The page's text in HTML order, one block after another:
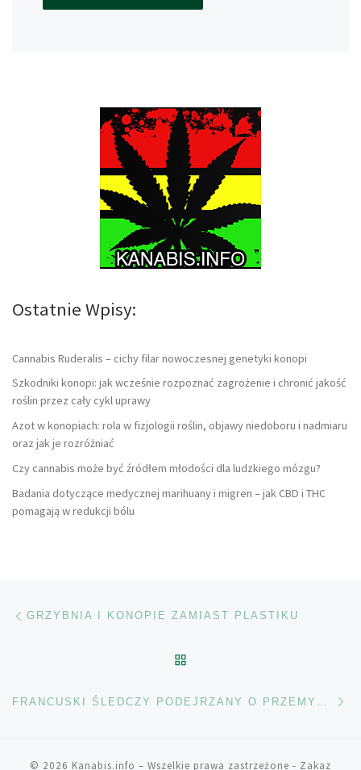
Ostatnie Wpisy:
Cannabis Ruderalis – cichy filar nowoczesnej genetyki konopi
Szkodniki konopi: jak wcześnie rozpoznać zagrożenie i chronić jakość
roślin przez cały cykl uprawy
Azot w konopiach: rola w fizjologii roślin, objawy niedoboru i nadmiaru
oraz jak je rozróżniać
Czy cannabis może być źródłem młodości dla ludzkiego mózgu?
Badania dotyczące medycznej marihuany i migren – jak CBD i THC
pomagają w redukcji bólu
Nawigacja wpisu
GRZYBNIA I KONOPIE ZAMIAST PLASTIKU
© 2026 Kanabis.info – Wszelkie prawa zastrzeżone - Zakaz